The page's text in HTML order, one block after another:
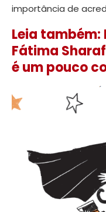
importância de
Leia
Fátima
é um pouco